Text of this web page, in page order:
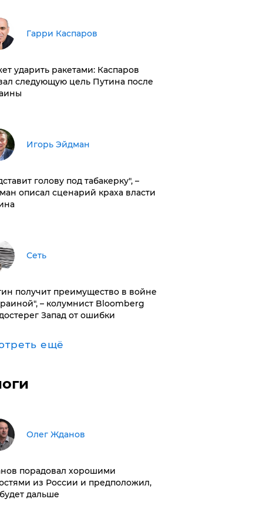
Гарри Каспаров
ударить ракетами: Каспаров
следующую цель Путина после
Игорь Эйдман
голову под табакерку", –
описал сценарий краха власти
Сеть
получит преимущество в войне
– колумнист Bloomberg
Запад от ошибки
ещё
Олег Жданов
порадовал хорошими
из России и предположил,
дальше